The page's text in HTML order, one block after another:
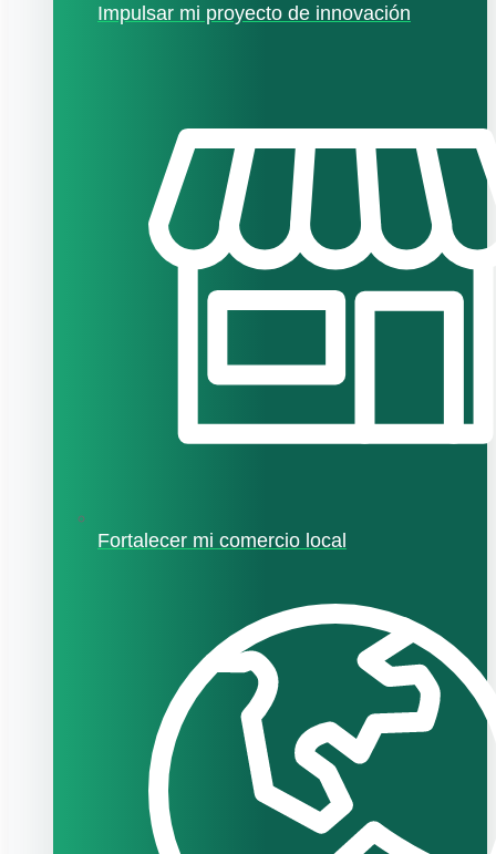
Impulsar mi proyecto de innovación
Fortalecer mi comercio local